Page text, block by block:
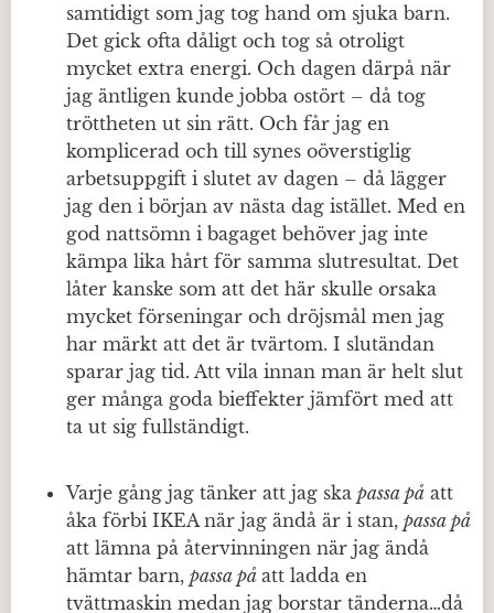
samtidigt som jag tog hand om sjuka barn.
Det gick ofta dåligt och tog så otroligt
mycket extra energi. Och dagen därpå när
jag äntligen kunde jobba ostört – då tog
tröttheten ut sin rätt. Och får jag en
komplicerad och till synes oöverstiglig
arbetsuppgift i slutet av dagen – då lägger
jag den i början av nästa dag istället. Med en
god nattsömn i bagaget behöver jag inte
kämpa lika hårt för samma slutresultat. Det
låter kanske som att det här skulle orsaka
mycket förseningar och dröjsmål men jag
har märkt att det är tvärtom. I slutändan
sparar jag tid. Att vila innan man är helt slut
ger många goda bieffekter jämfört med att
ta ut sig fullständigt.
Varje gång jag tänker att jag ska passa på att
åka förbi IKEA när jag ändå är i stan, passa på
att lämna på återvinningen när jag ändå
hämtar barn, passa på att ladda en
tvättmaskin medan jag borstar tänderna…då